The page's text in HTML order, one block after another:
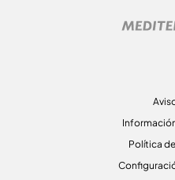
Política